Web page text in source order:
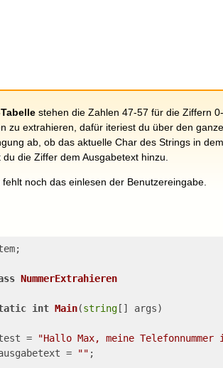
stehen die Zahlen 47-57 für die Ziffern
zu extrahieren, dafür iteriest du über den
ab, ob das aktuelle Char des Strings in
du die Ziffer dem Ausgabetext hinzu.
fehlt noch das einlesen der Benutzereingabe.
NummerExtrahieren
int Main(string [] args)
=
"Hallo Max, meine
=
"" ;